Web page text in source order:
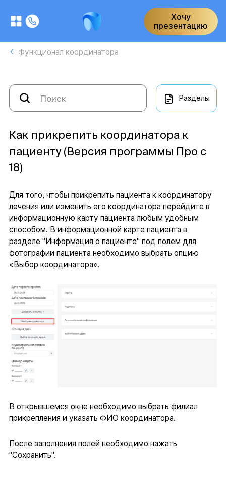
Хочу
презентацию
Функционал координатора
Разделы
Как прикрепить координатора к
пациенту (Версия программы Про с
18)
Для того, чтобы прикрепить пациента к координатору
лечения или изменить его координатора перейдите в
информационную карту пациента любым удобным
способом. В информационной карте пациента в
разделе "Информация о пациенте" под полем для
фотографии пациента необходимо выбрать опцию
«Выбор координатора».
В открывшемся окне необходимо выбрать филиал
прикрепления и указать ФИО координатора.
После заполнения полей необходимо нажать
"Сохранить".